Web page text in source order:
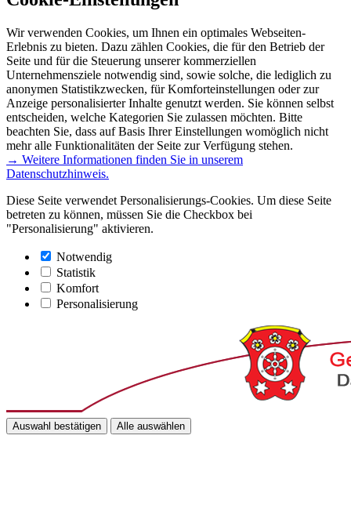
Wir verwenden Cookies, um Ihnen ein optimales Webseiten-
Erlebnis zu bieten. Dazu zählen Cookies, die für den Betrieb der
Seite und für die Steuerung unserer kommerziellen
Unternehmensziele notwendig sind, sowie solche, die lediglich zu
anonymen Statistikzwecken, für Komforteinstellungen oder zur
Anzeige personalisierter Inhalte genutzt werden. Sie können selbst
entscheiden, welche Kategorien Sie zulassen möchten. Bitte
beachten Sie, dass auf Basis Ihrer Einstellungen womöglich nicht
mehr alle Funktionalitäten der Seite zur Verfügung stehen.
→ Weitere Informationen finden Sie in unserem
Datenschutzhinweis.
Diese Seite verwendet Personalisierungs-Cookies. Um diese Seite
betreten zu können, müssen Sie die Checkbox bei
"Personalisierung" aktivieren.
Notwendig
Statistik
Komfort
Personalisierung
Auswahl bestätigen Alle auswählen